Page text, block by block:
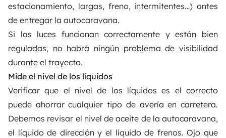
estacionamiento, largas, freno, intermitentes…) antes
de entregar la autocaravana.
Si las luces funcionan correctamente y están bien
reguladas, no habrá ningún problema de visibilidad
durante el trayecto.
Mide el nivel de los líquidos
Verificar que el nivel de los líquidos es el correcto
puede ahorrar cualquier tipo de avería en carretera.
Debemos revisar el nivel de aceite de la autocaravana,
el líquido de dirección y el líquido de frenos. Ojo que